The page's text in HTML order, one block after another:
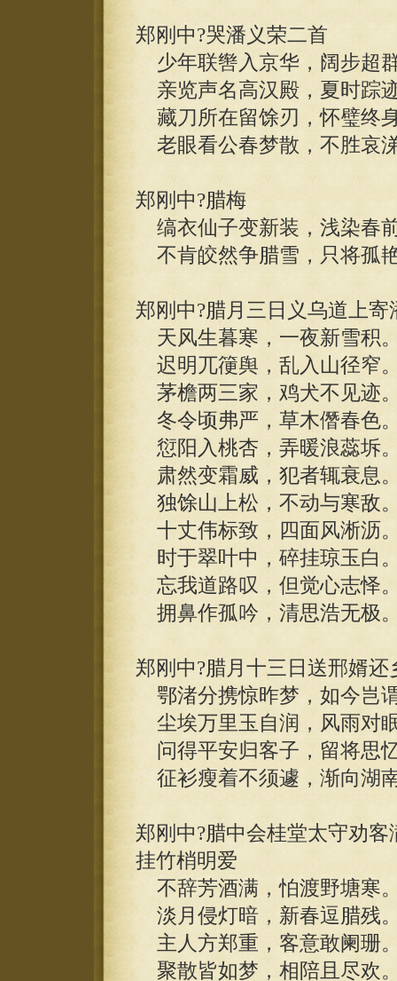
郑刚中?哭潘义荣二首
少年联辔入京华，阔步超
亲览声名高汉殿，夏时踪
藏刀所在留馀刃，怀璧终
老眼看公春梦散，不胜哀
郑刚中?腊梅
缟衣仙子变新装，浅染春
不肯皎然争腊雪，只将孤
郑刚中?腊月三日义乌道上寄
天风生暮寒，一夜新雪积
迟明兀箯舆，乱入山径窄
茅檐两三家，鸡犬不见迹
冬令顷弗严，草木僭春色
愆阳入桃杏，弄暖浪蕊坼
肃然变霜威，犯者辄衰息
独馀山上松，不动与寒敌
十丈伟标致，四面风淅沥
时于翠叶中，碎挂琼玉白
忘我道路叹，但觉心志怿
拥鼻作孤吟，清思浩无极
郑刚中?腊月十三日送邢婿还
鄂渚分携惊昨梦，如今岂
尘埃万里玉自润，风雨对
问得平安归客子，留将思
征衫瘦着不须遽，渐向湖
郑刚中?腊中会桂堂太守劝
挂竹梢明爱
不辞芳酒满，怕渡野塘寒
淡月侵灯暗，新春逗腊残
主人方郑重，客意敢阑珊
聚散皆如梦，相陪且尽欢